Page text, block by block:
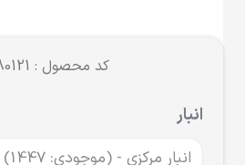
کد محصول : pc080121
انبار